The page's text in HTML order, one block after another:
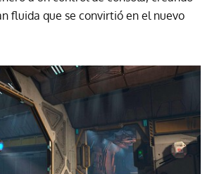
fluida que se convirtió en el nuevo